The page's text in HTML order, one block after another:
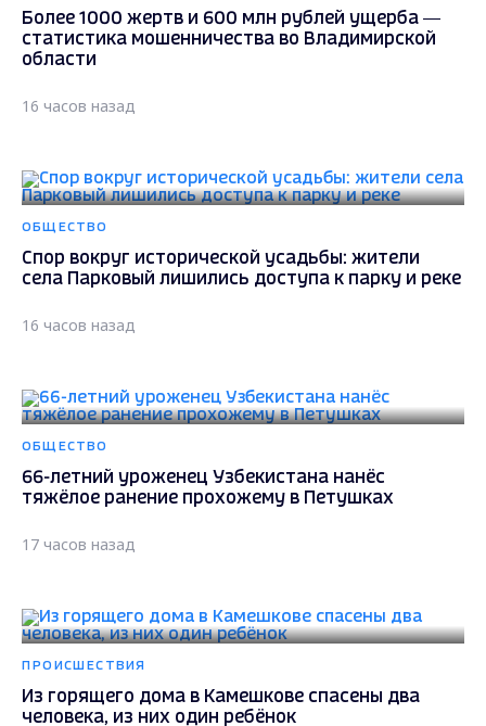
Более 1000 жертв и 600 млн рублей ущерба —
статистика мошенничества во Владимирской
области
16 часов назад
ОБЩЕСТВО
Спор вокруг исторической усадьбы: жители
села Парковый лишились доступа к парку и реке
16 часов назад
ОБЩЕСТВО
66-летний уроженец Узбекистана нанёс
тяжёлое ранение прохожему в Петушках
17 часов назад
ПРОИСШЕСТВИЯ
Из горящего дома в Камешкове спасены два
человека, из них один ребёнок